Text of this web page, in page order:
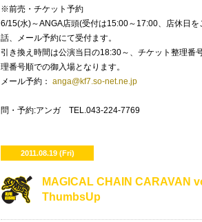
※前売・チケット予約
6/15(水)～ANGA店頭(受付は15:00～17:00、店休日
話、メール予約にて受付ます。
引き換え時間は公演当日の18:30～、チケット整理番
理番号順での御入場となります。
メール予約： anga@kf7.so-net.ne.jp
問・予約:アンガ TEL.043-224-7769
2011.08.19 (Fri)
MAGICAL CHAIN CARAVAN
ThumbsUp